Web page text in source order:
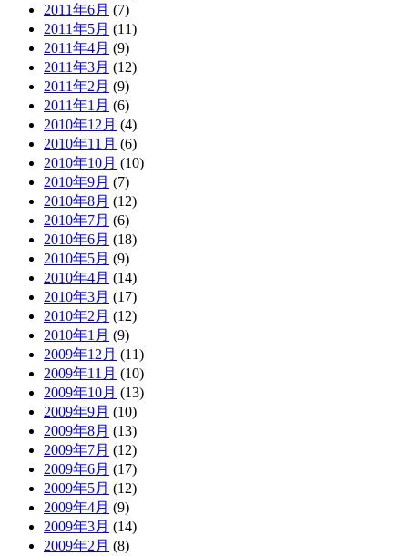
2011年6月 (7)
2011年5月 (11)
2011年4月 (9)
2011年3月 (12)
2011年2月 (9)
2011年1月 (6)
2010年12月 (4)
2010年11月 (6)
2010年10月 (10)
2010年9月 (7)
2010年8月 (12)
2010年7月 (6)
2010年6月 (18)
2010年5月 (9)
2010年4月 (14)
2010年3月 (17)
2010年2月 (12)
2010年1月 (9)
2009年12月 (11)
2009年11月 (10)
2009年10月 (13)
2009年9月 (10)
2009年8月 (13)
2009年7月 (12)
2009年6月 (17)
2009年5月 (12)
2009年4月 (9)
2009年3月 (14)
2009年2月 (8)